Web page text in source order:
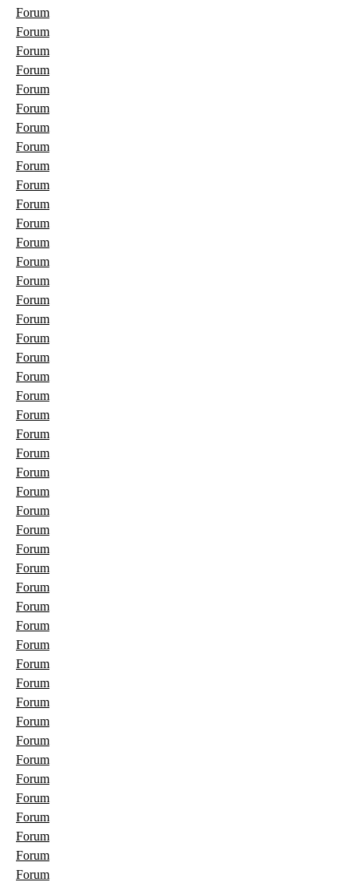
Forum
Forum
Forum
Forum
Forum
Forum
Forum
Forum
Forum
Forum
Forum
Forum
Forum
Forum
Forum
Forum
Forum
Forum
Forum
Forum
Forum
Forum
Forum
Forum
Forum
Forum
Forum
Forum
Forum
Forum
Forum
Forum
Forum
Forum
Forum
Forum
Forum
Forum
Forum
Forum
Forum
Forum
Forum
Forum
Forum
Forum